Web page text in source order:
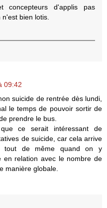
concepteurs d'applis pas
bien lotis.
09:42
suicide de rentrée dès lundi,
le temps de pouvoir sortir de
prendre le bus.
ce serait intéressant de
de suicide, car cela arrive
tout de même quand on y
en relation avec le nombre de
manière globale.